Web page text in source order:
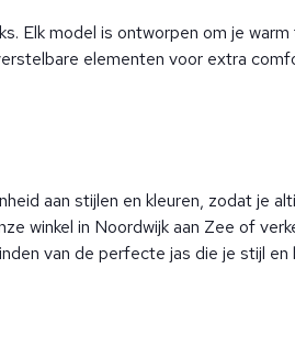
Elk model is ontworpen om je warm
elementen voor extra
aan stijlen en kleuren, zodat je
winkel in Noordwijk aan Zee of
van de perfecte jas die je stijl